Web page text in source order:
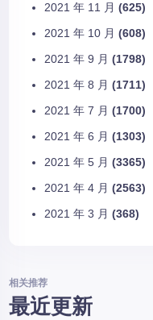
2021 年 11 月 (625)
2021 年 10 月 (608)
2021 年 9 月 (1798)
2021 年 8 月 (1711)
2021 年 7 月 (1700)
2021 年 6 月 (1303)
2021 年 5 月 (3365)
2021 年 4 月 (2563)
2021 年 3 月 (368)
相关推荐
最近更新